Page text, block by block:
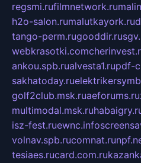
regsmi.rufilmnetwork.ru
h2o-salon.rumalutkayork.ru
tango-perm.rugooddir.ru
webkrasotki.com
ankou.spb.rualvesta1.rupdf-
sakhatoday.ru
golf2club.msk.ruaeforums.ru
multimodal.msk.ru
isz-fest.ruewnc.info
volnav.spb.rucomnat.ru
tesiaes.rucard.com.ru